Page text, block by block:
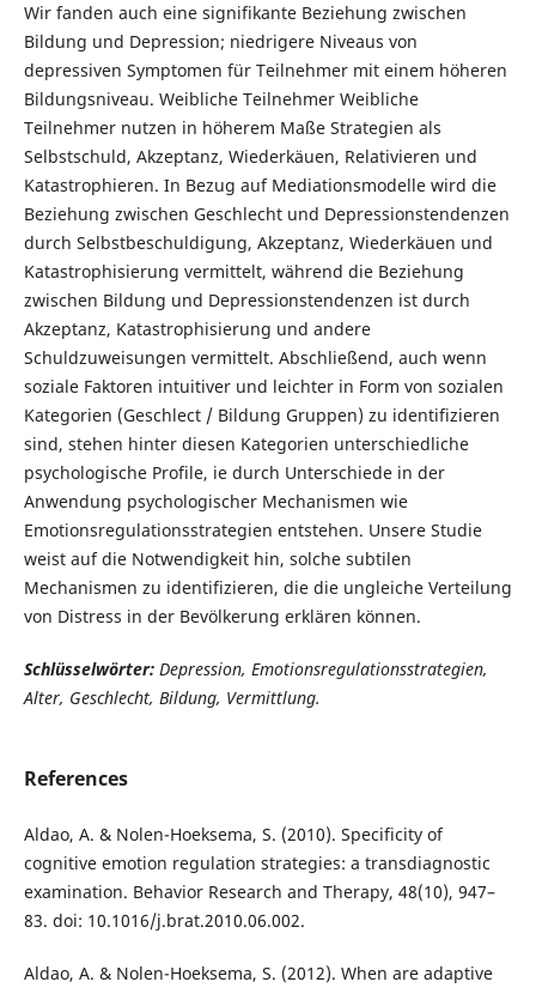
Wir fanden auch eine signifikante Beziehung zwischen
Bildung und Depression; niedrigere Niveaus von
depressiven Symptomen für Teilnehmer mit einem höheren
Bildungsniveau. Weibliche Teilnehmer Weibliche
Teilnehmer nutzen in höherem Maße Strategien als
Selbstschuld, Akzeptanz, Wiederkäuen, Relativieren und
Katastrophieren. In Bezug auf Mediationsmodelle wird die
Beziehung zwischen Geschlecht und Depressionstendenzen
durch Selbstbeschuldigung, Akzeptanz, Wiederkäuen und
Katastrophisierung vermittelt, während die Beziehung
zwischen Bildung und Depressionstendenzen ist durch
Akzeptanz, Katastrophisierung und andere
Schuldzuweisungen vermittelt. Abschließend, auch wenn
soziale Faktoren intuitiver und leichter in Form von sozialen
Kategorien (Geschlect / Bildung Gruppen) zu identifizieren
sind, stehen hinter diesen Kategorien unterschiedliche
psychologische Profile, ie durch Unterschiede in der
Anwendung psychologischer Mechanismen wie
Emotionsregulationsstrategien entstehen. Unsere Studie
weist auf die Notwendigkeit hin, solche subtilen
Mechanismen zu identifizieren, die die ungleiche Verteilung
von Distress in der Bevölkerung erklären können.
Schlüsselwörter:Depression, Emotionsregulationsstrategien,
Alter, Geschlecht, Bildung, Vermittlung.
References
Aldao, A. & Nolen-Hoeksema, S. (2010). Specificity of
cognitive emotion regulation strategies: a transdiagnostic
examination. Behavior Research and Therapy, 48(10), 947–
83. doi: 10.1016/j.brat.2010.06.002.
Aldao, A. & Nolen-Hoeksema, S. (2012). When are adaptive